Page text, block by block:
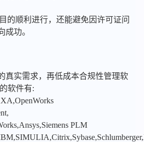
的顺利进行，还能避免因许可证问
功。
真实需求，再低成本合规性管理软
软件有:
PLM